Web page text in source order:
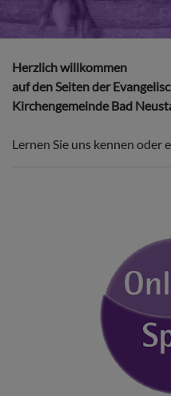
Herzlich willkommen
auf den Seiten der
Kirchengemeinde Bad
Lernen Sie uns kennen oder